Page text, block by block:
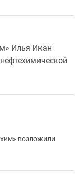
Илья Икан
возложили